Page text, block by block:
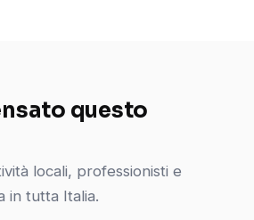
questo
locali, professionisti e
in tutta Italia.